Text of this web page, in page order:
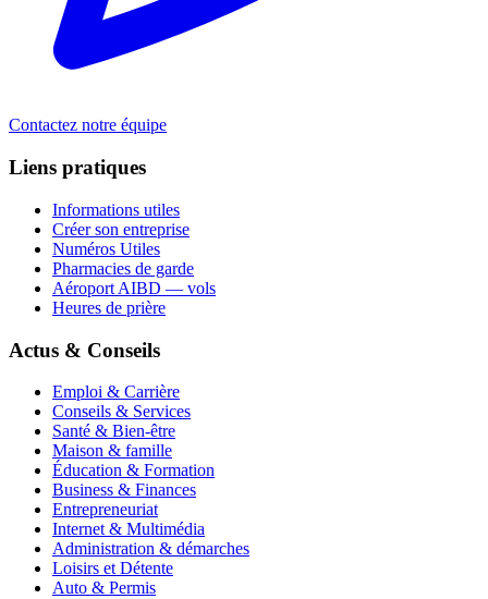
Contactez notre équipe
Liens pratiques
Informations utiles
Créer son entreprise
Numéros Utiles
Pharmacies de garde
Aéroport AIBD — vols
Heures de prière
Actus & Conseils
Emploi & Carrière
Conseils & Services
Santé & Bien-être
Maison & famille
Éducation & Formation
Business & Finances
Entrepreneuriat
Internet & Multimédia
Administration & démarches
Loisirs et Détente
Auto & Permis